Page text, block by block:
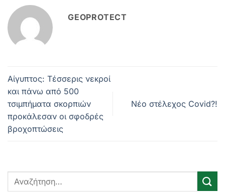
GEOPROTECT
Αίγυπτος: Tέσσερις νεκροί
και πάνω από 500
τσιμπήματα σκορπιών
προκάλεσαν οι σφοδρές
βροχοπτώσεις
Νέο στέλεχος Covid?!